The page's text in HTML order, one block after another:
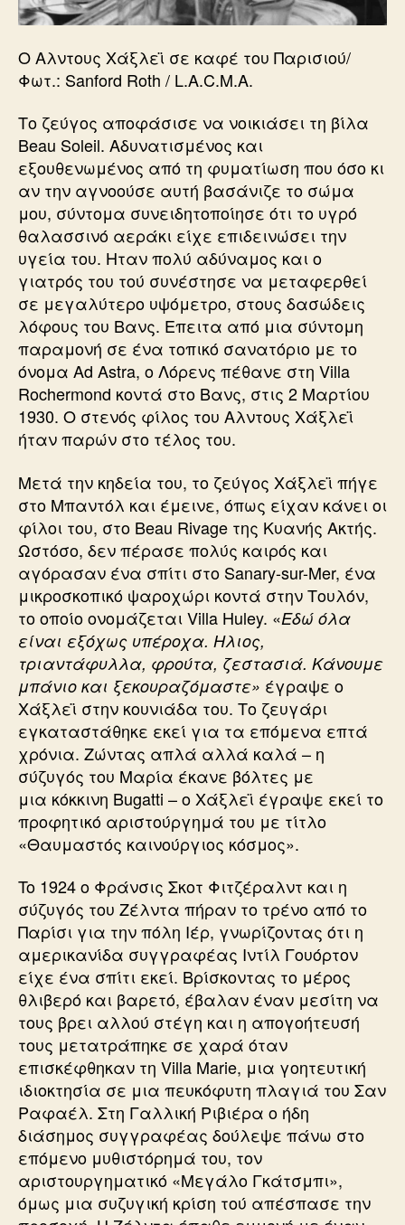
Ο Αλντους Χάξλεϊ σε καφέ του Παρισιού/
Φωτ.: Sanford Roth / L.A.C.M.A.
Το ζεύγος αποφάσισε να νοικιάσει τη βίλα
Beau Soleil. Αδυνατισμένος και
εξουθενωμένος από τη φυματίωση που όσο κι
αν την αγνοούσε αυτή βασάνιζε το σώμα
μου, σύντομα συνειδητοποίησε ότι το υγρό
θαλασσινό αεράκι είχε επιδεινώσει την
υγεία του. Ηταν πολύ αδύναμος και ο
γιατρός του τού συνέστησε να μεταφερθεί
σε μεγαλύτερο υψόμετρο, στους δασώδεις
λόφους του Βανς. Επειτα από μια σύντομη
παραμονή σε ένα τοπικό σανατόριο με το
όνομα Ad Astra, ο Λόρενς πέθανε στη Villa
Rochermond κοντά στο Βανς, στις 2 Μαρτίου
1930. Ο στενός φίλος του Αλντους Χάξλεϊ
ήταν παρών στο τέλος του.
Μετά την κηδεία του, το ζεύγος Χάξλεϊ πήγε
στο Μπαντόλ και έμεινε, όπως είχαν κάνει οι
φίλοι του, στο Beau Rivage της Κυανής Ακτής.
Ωστόσο, δεν πέρασε πολύς καιρός και
αγόρασαν ένα σπίτι στο Sanary-sur-Mer, ένα
μικροσκοπικό ψαροχώρι κοντά στην Τουλόν,
το οποίο ονομάζεται Villa Huley. «Εδώ όλα
είναι εξόχως υπέροχα. Ηλιος,
τριαντάφυλλα, φρούτα, ζεστασιά. Κάνουμε
μπάνιο και ξεκουραζόμαστε» έγραψε ο
Χάξλεϊ στην κουνιάδα του. Το ζευγάρι
εγκαταστάθηκε εκεί για τα επόμενα επτά
χρόνια. Ζώντας απλά αλλά καλά – η
σύζυγός του Μαρία έκανε βόλτες με
μια κόκκινη Bugatti – ο Χάξλεϊ έγραψε εκεί το
προφητικό αριστούργημά του με τίτλο
«Θαυμαστός καινούργιος κόσμος».
To 1924 ο Φράνσις Σκοτ Φιτζέραλντ και η
σύζυγός του Ζέλντα πήραν το τρένο από το
Παρίσι για την πόλη Ιέρ, γνωρίζοντας ότι η
αμερικανίδα συγγραφέας Ιντίλ Γουόρτον
είχε ένα σπίτι εκεί. Βρίσκοντας το μέρος
θλιβερό και βαρετό, έβαλαν έναν μεσίτη να
τους βρει αλλού στέγη και η απογοήτευσή
τους μετατράπηκε σε χαρά όταν
επισκέφθηκαν τη Villa Marie, μια γοητευτική
ιδιοκτησία σε μια πευκόφυτη πλαγιά του Σαν
Ραφαέλ. Στη Γαλλική Ριβιέρα ο ήδη
διάσημος συγγραφέας δούλεψε πάνω στο
επόμενο μυθιστόρημά του, τον
αριστουργηματικό «Μεγάλο Γκάτσμπι»,
όμως μια συζυγική κρίση τού απέσπασε την